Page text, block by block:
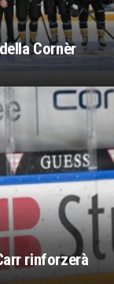
Cornèr
rinforzerà